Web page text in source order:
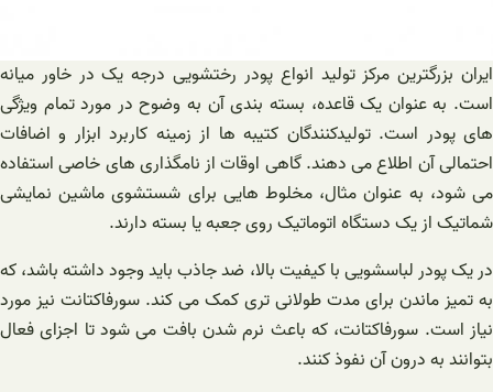
ایران بزرگترین مرکز تولید انواع پودر رختشویی درجه یک در خاور میانه
است. به عنوان یک قاعده، بسته بندی آن به وضوح در مورد تمام ویژگی
های پودر است. تولیدکنندگان کتیبه ها از زمینه کاربرد ابزار و اضافات
احتمالی آن اطلاع می دهند. گاهی اوقات از نامگذاری های خاصی استفاده
می شود، به عنوان مثال، مخلوط هایی برای شستشوی ماشین نمایشی
شماتیک از یک دستگاه اتوماتیک روی جعبه یا بسته دارند.
در یک پودر لباسشویی با کیفیت بالا، ضد جاذب باید وجود داشته باشد، که
به تمیز ماندن برای مدت طولانی تری کمک می کند. سورفاکتانت نیز مورد
نیاز است. سورفاکتانت، که باعث نرم شدن بافت می شود تا اجزای فعال
بتوانند به درون آن نفوذ کنند.